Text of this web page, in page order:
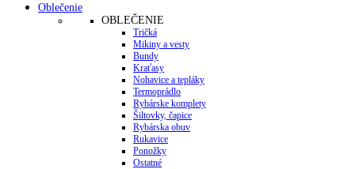
Oblečenie
OBLEČENIE
Tričká
Mikiny a vesty
Bundy
Kraťasy
Nohavice a tepláky
Termoprádlo
Rybárske komplety
Šiltovky, čapice
Rybárska obuv
Rukavice
Ponožky
Ostatné